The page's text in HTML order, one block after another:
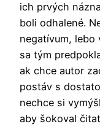
ich prvých
boli odhalené.
negatívum, lebo
sa tým
ak chce autor
postáv s
nechce si
aby šokoval